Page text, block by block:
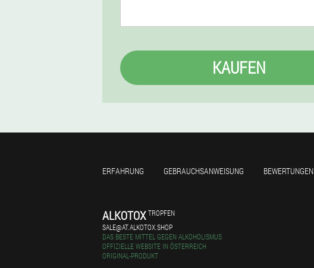
KAUFEN
ERFAHRUNG GEBRAUCHSANWEISUNG BEWERTUNGEN
ALKOTOX TROPFEN
SALE@AT.ALKOTOX.SHOP
DAS BESTE MITTEL GEGEN ALKOHOLISMUS
OFFIZIELLE WEBSITE IN ÖSTERREICH
ORIGINAL-PRODUKT